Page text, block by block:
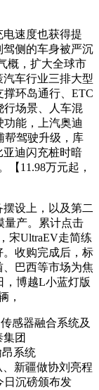
速度也获得提
侧的车身被严沉
概，扩大全球市
车行业三排大型
环岛通行、ETC
行场景、人车混
功能，上汽奥迪
帮驾驶升级，库
迪闪充桩时暗
【11.98万元起，
设上，以及第二
量产。累计点击
宋UltraEV走简练
收购完成后，标
巴西等市场为焦
，博越L小蓝灯版
，
感器融合系统及
团
昂系统
、新疆做协刘亮程
日沉磅颁布发